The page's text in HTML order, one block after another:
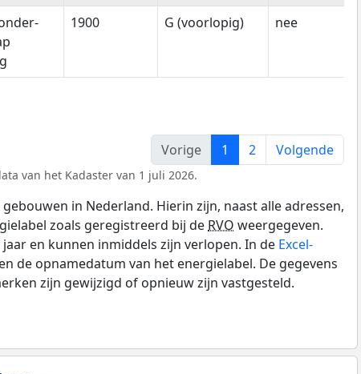
1900 G (voorlopig) nee
Vorige
1 2 Volgende
van het Kadaster van 1 juli 2026.
in Nederland. Hierin zijn, naast alle adressen,
zoals geregistreerd bij de RVO weergegeven.
en kunnen inmiddels zijn verlopen. In de Excel-
de opnamedatum van het energielabel. De gegevens
zijn gewijzigd of opnieuw zijn vastgesteld.